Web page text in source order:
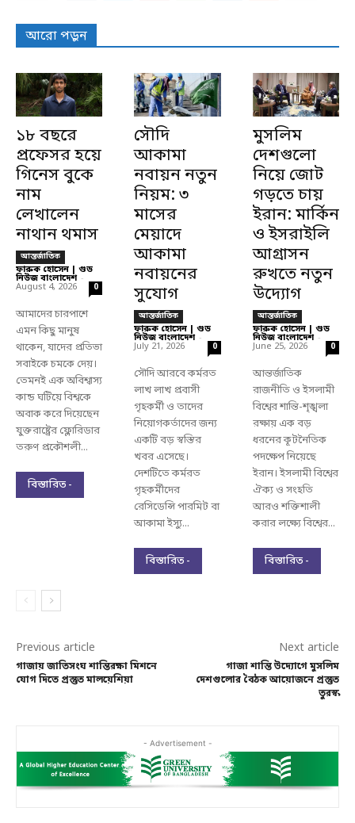
আরো পড়ুন
১৮ বছরে
প্রফেসর হয়ে
গিনেস বুকে
নাম
লেখালেন
নাথান থমাস
আন্তর্জাতিক
ফারুক হোসেন | গুড
নিউজ বাংলাদেশ -
August 4, 2026 0
আমাদের চারপাশে
এমন কিছু মানুষ
থাকেন, যাদের প্রতিভা
সবাইকে চমকে দেয়।
তেমনই এক অবিশ্বাস্য
কান্ড ঘটিয়ে বিশ্বকে
অবাক করে দিয়েছেন
যুক্তরাষ্ট্রের ফ্লোরিডার
তরুণ প্রকৌশলী...
বিস্তারিত -
সৌদি
আকামা
নবায়ন নতুন
নিয়ম: ৩
মাসের
মেয়াদে
আকামা
নবায়নের
সুযোগ
আন্তর্জাতিক
ফারুক হোসেন | গুড
নিউজ বাংলাদেশ -
July 21, 2026 0
সৌদি আরবে কর্মরত
লাখ লাখ প্রবাসী
গৃহকর্মী ও তাদের
নিয়োগকর্তাদের জন্য
একটি বড় স্বস্তির
খবর এসেছে।
দেশটিতে কর্মরত
গৃহকর্মীদের
রেসিডেন্সি পারমিট বা
আকামা ইস্যু...
বিস্তারিত -
মুসলিম
দেশগুলো
নিয়ে জোট
গড়তে চায়
ইরান: মার্কিন
ও ইসরাইলি
আগ্রাসন
রুখতে নতুন
উদ্যোগ
আন্তর্জাতিক
ফারুক হোসেন | গুড
নিউজ বাংলাদেশ -
June 25, 2026 0
আন্তর্জাতিক
রাজনীতি ও ইসলামী
বিশ্বের শান্তি-শৃঙ্খলা
রক্ষায় এক বড়
ধরনের কূটনৈতিক
পদক্ষেপ নিয়েছে
ইরান। ইসলামী বিশ্বের
ঐক্য ও সংহতি
আরও শক্তিশালী
করার লক্ষ্যে বিশ্বের...
বিস্তারিত -
Previous article
গাজায় জাতিসংঘ শান্তিরক্ষা মিশনে
যোগ দিতে প্রস্তুত মালয়েশিয়া
Next article
গাজা শান্তি উদ্যোগে মুসলিম
দেশগুলোর বৈঠক আয়োজনে প্রস্তুত
তুরস্ক
- Advertisement -